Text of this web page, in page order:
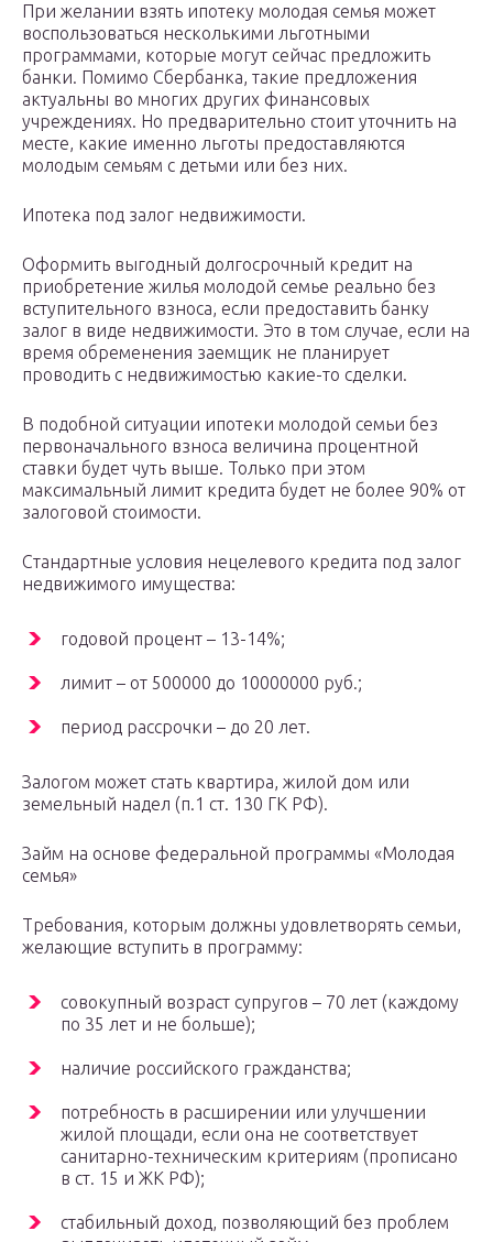
При желании взять ипотеку молодая семья может
воспользоваться несколькими льготными
программами, которые могут сейчас предложить
банки. Помимо Сбербанка, такие предложения
актуальны во многих других финансовых
учреждениях. Но предварительно стоит уточнить на
месте, какие именно льготы предоставляются
молодым семьям с детьми или без них.
Ипотека под залог недвижимости.
Оформить выгодный долгосрочный кредит на
приобретение жилья молодой семье реально без
вступительного взноса, если предоставить банку
залог в виде недвижимости. Это в том случае, если на
время обременения заемщик не планирует
проводить с недвижимостью какие-то сделки.
В подобной ситуации ипотеки молодой семьи без
первоначального взноса величина процентной
ставки будет чуть выше. Только при этом
максимальный лимит кредита будет не более 90% от
залоговой стоимости.
Стандартные условия нецелевого кредита под залог
недвижимого имущества:
годовой процент – 13-14%;
лимит – от 500000 до 10000000 руб.;
период рассрочки – до 20 лет.
Залогом может стать квартира, жилой дом или
земельный надел (п.1 ст. 130 ГК РФ).
Займ на основе федеральной программы «Молодая
семья»
Требования, которым должны удовлетворять семьи,
желающие вступить в программу:
совокупный возраст супругов – 70 лет (каждому
по 35 лет и не больше);
наличие российского гражданства;
потребность в расширении или улучшении
жилой площади, если она не соответствует
санитарно-техническим критериям (прописано
в ст. 15 и ЖК РФ);
стабильный доход, позволяющий без проблем